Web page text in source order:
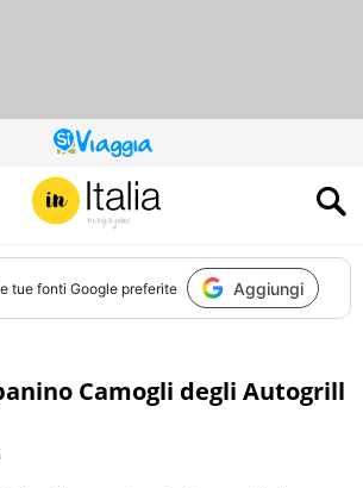
QUESTO
SITO
CONTRIBUISCE
ALL’AUDIENCE
DI
tue fonti Google preferite Aggiungi
Camogli degli Autogrill